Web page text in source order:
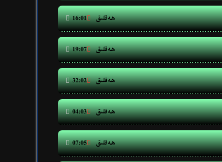
 16:01 ھەقلىق
 19:07 ھەقلىق
 32:02 ھەقلىق
 04:03 ھەقلىق
 07:05 ھەقلىق